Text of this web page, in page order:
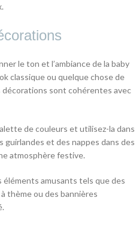
le ton et l’ambiance de la baby
classique ou quelque chose de
décorations sont cohérentes avec
de couleurs et utilisez-la dans
guirlandes et des nappes dans des
atmosphère festive.
amusants tels que des
thème ou des bannières